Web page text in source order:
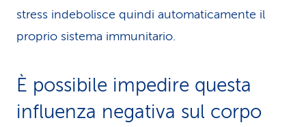
stress indebolisce quindi automaticamente il
proprio sistema immunitario.
È possibile impedire questa
influenza negativa sul corpo